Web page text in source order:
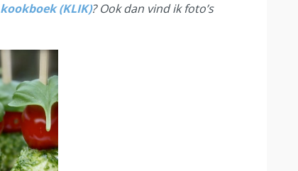
kookboek (KLIK)? Ook dan vind ik foto’s